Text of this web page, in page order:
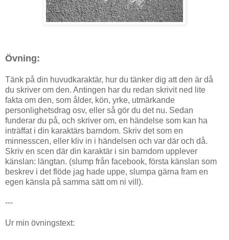
Övning:
Tänk på din huvudkaraktär, hur du tänker dig att den är då
du skriver om den. Antingen har du redan skrivit ned lite
fakta om den, som ålder, kön, yrke, utmärkande
personlighetsdrag osv, eller så gör du det nu. Sedan
funderar du på, och skriver om, en händelse som kan ha
inträffat i din karaktärs barndom. Skriv det som en
minnesscen, eller kliv in i händelsen och var där och då.
Skriv en scen där din karaktär i sin barndom upplever
känslan: längtan. (slump från facebook, första känslan som
beskrev i det flöde jag hade uppe, slumpa gärna fram en
egen känsla på samma sätt om ni vill).
---
Ur min övningstext: